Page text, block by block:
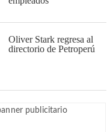
Oliver Stark regresa al
directorio de Petroperú